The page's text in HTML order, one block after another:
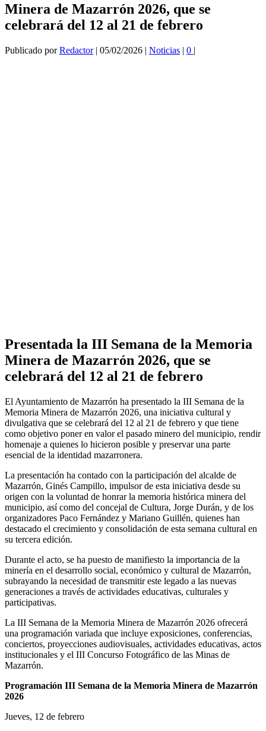
Minera de Mazarrón 2026, que se
celebrará del 12 al 21 de febrero
Publicado porRedactor| 05/02/2026 | Noticias | 0 |
Presentada la III Semana de la Memoria
Minera de Mazarrón 2026, que se
celebrará del 12 al 21 de febrero
El Ayuntamiento de Mazarrón ha presentado la III Semana de la
Memoria Minera de Mazarrón 2026, una iniciativa cultural y
divulgativa que se celebrará del 12 al 21 de febrero y que tiene
como objetivo poner en valor el pasado minero del municipio, rendir
homenaje a quienes lo hicieron posible y preservar una parte
esencial de la identidad mazarronera.
La presentación ha contado con la participación del alcalde de
Mazarrón, Ginés Campillo, impulsor de esta iniciativa desde su
origen con la voluntad de honrar la memoria histórica minera del
municipio, así como del concejal de Cultura, Jorge Durán, y de los
organizadores Paco Fernández y Mariano Guillén, quienes han
destacado el crecimiento y consolidación de esta semana cultural en
su tercera edición.
Durante el acto, se ha puesto de manifiesto la importancia de la
minería en el desarrollo social, económico y cultural de Mazarrón,
subrayando la necesidad de transmitir este legado a las nuevas
generaciones a través de actividades educativas, culturales y
participativas.
La III Semana de la Memoria Minera de Mazarrón 2026 ofrecerá
una programación variada que incluye exposiciones, conferencias,
conciertos, proyecciones audiovisuales, actividades educativas, actos
institucionales y el III Concurso Fotográfico de las Minas de
Mazarrón.
Programación III Semana de la Memoria Minera de Mazarrón
2026
Jueves, 12 de febrero